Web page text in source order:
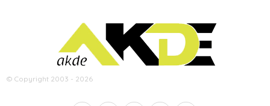
© Copyright 2003 - 2026